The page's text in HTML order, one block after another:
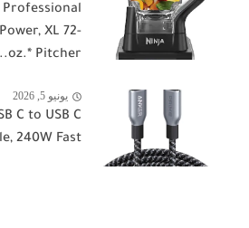
XL 72-
oz.* Pitcher...
يونيو 5, 2026
C to USB C
240W Fast...